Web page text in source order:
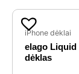
iPhone dėklai
elago Liquid
dėklas